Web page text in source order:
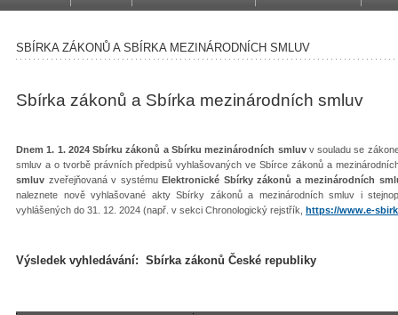
SBÍRKA ZÁKONŮ A SBÍRKA MEZINÁRODNÍCH SMLUV
Sbírka zákonů a Sbírka mezinárodních smluv
Dnem 1. 1. 2024 Sbírku zákonů a Sbírku mezinárodních smluvv souladu se
smluv a o tvorbě právních předpisů vyhlašovaných ve Sbírce zákonů a
smluv zveřejňovaná v systémuElektronické Sbírky zákonů a mezinárodních
naleznete nově vyhlašované akty Sbírky zákonů a mezinárodních smluv i
vyhlášených do 31. 12. 2024 (např. v sekci Chronologický rejstřík, https://www.e-
Výsledek vyhledávání: Sbírka zákonů České republiky